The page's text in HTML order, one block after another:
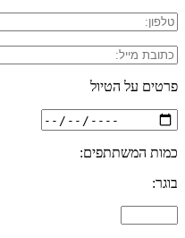
פרטים על הטיול
כמות המשתתפים:
בוגר: